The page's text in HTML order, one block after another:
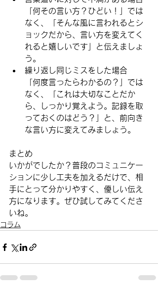
「何その言い方？ひどい！」では
なく、「そんな風に言われるとシ
ョックだから、言い方を変えてく
れると嬉しいです」と伝えましょ
う。
繰り返し同じミスをした場合
「何度言ったらわかるの？」では
なく、「これは大切なことだか
ら、しっかり覚えよう。記録を取
っておくのはどう？」と、前向き
な言い方に変えてみましょう。
まとめ
いかがでしたか？普段のコミュニケー
ションに少し工夫を加えるだけで、相
手にとって分かりやすく、優しい伝え
方になります。ぜひ試してみてくださ
いね。
コラム